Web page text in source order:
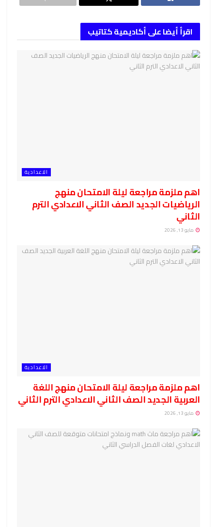
اقرأ أيضا على أكاديمية كتاتيب
الاعدادية
اهم ملزمة مراجعة ليلة الامتحان منهج
الرياضيات الجديد الصف الثاني الاعدادي الترم
الثاني
مايو 13, 2026
الاعدادية
اهم ملزمة مراجعة ليلة الامتحان منهج اللغة
العربية الجديد الصف الثاني الاعدادي الترم الثاني
مايو 13, 2026